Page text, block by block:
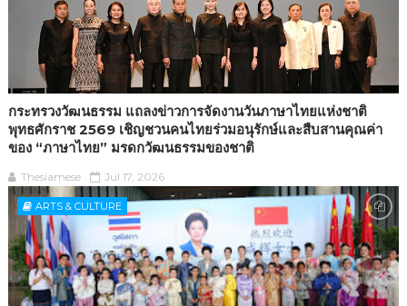
กระทรวงวัฒนธรรม แถลงข่าวการจัดงานวันภาษาไทยแห่งชาติ
พุทธศักราช 2569 เชิญชวนคนไทยร่วมอนุรักษ์และสืบสานคุณค่า
ของ “ภาษาไทย” มรดกวัฒนธรรมของชาติ
Thesiamese Jul 17, 2026
ARTS & CULTURE